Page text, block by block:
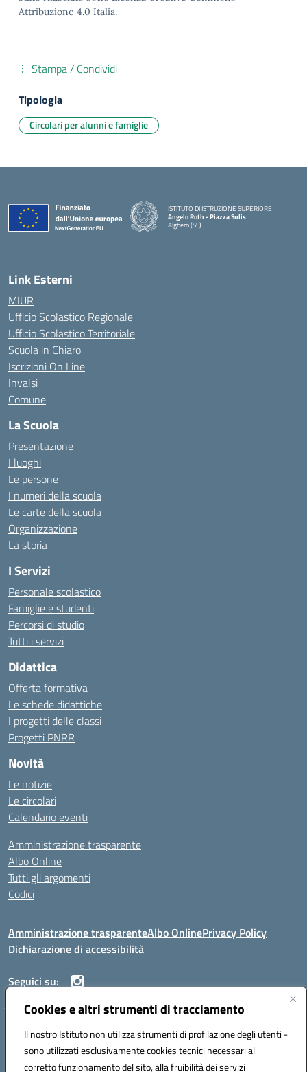
Cookies e altri strumenti di tracciamento
Il nostro Istituto non utilizza strumenti di profilazione degli utenti -
sono utilizzati esclusivamente cookies tecnici necessari al
corretto funzionamento del sito, alla fruibilità dei servizi
Attribuzione 4.0 Italia.
Stampa / Condividi
Tipologia
Circolari per alunni e famiglie
ISTITUTO DI ISTRUZIONE SUPERIORE
Angelo Roth - Piazza Sulis
Alghero (SS)
— Visita la pagina iniziale della scuola
Link Esterni
MIUR
Ufficio Scolastico Regionale
Ufficio Scolastico Territoriale
Scuola in Chiaro
Iscrizioni On Line
Invalsi
Comune
La Scuola
Presentazione
I luoghi
Le persone
I numeri della scuola
Le carte della scuola
Organizzazione
La storia
I Servizi
Personale scolastico
Famiglie e studenti
Percorsi di studio
Tutti i servizi
Didattica
Offerta formativa
Le schede didattiche
I progetti delle classi
Progetti PNRR
Novità
Le notizie
Le circolari
Calendario eventi
Amministrazione trasparente
Albo Online
Tutti gli argomenti
Codici
Amministrazione trasparenteAlbo OnlinePrivacy Policy
Dichiarazione di accessibilità
Seguici su:
ISTITUTO ISTRUZIONE SUPERIORE ANGELO ROTH
Codice fiscale: 80004310902 Codice meccanografico: SSIS019006